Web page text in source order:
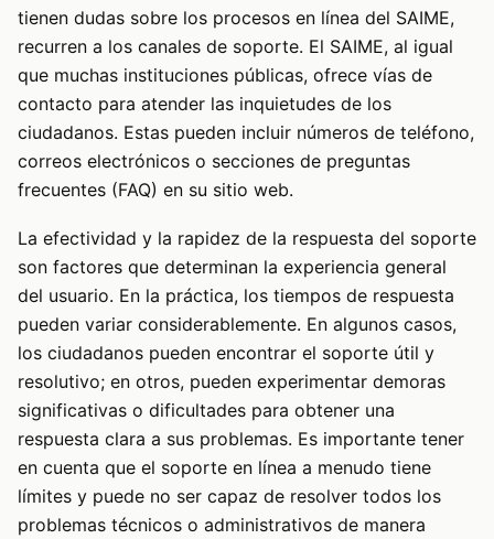
tienen dudas sobre los procesos en línea del SAIME,
recurren a los canales de soporte. El SAIME, al igual
que muchas instituciones públicas, ofrece vías de
contacto para atender las inquietudes de los
ciudadanos. Estas pueden incluir números de teléfono,
correos electrónicos o secciones de preguntas
frecuentes (FAQ) en su sitio web.
La efectividad y la rapidez de la respuesta del soporte
son factores que determinan la experiencia general
del usuario. En la práctica, los tiempos de respuesta
pueden variar considerablemente. En algunos casos,
los ciudadanos pueden encontrar el soporte útil y
resolutivo; en otros, pueden experimentar demoras
significativas o dificultades para obtener una
respuesta clara a sus problemas. Es importante tener
en cuenta que el soporte en línea a menudo tiene
límites y puede no ser capaz de resolver todos los
problemas técnicos o administrativos de manera